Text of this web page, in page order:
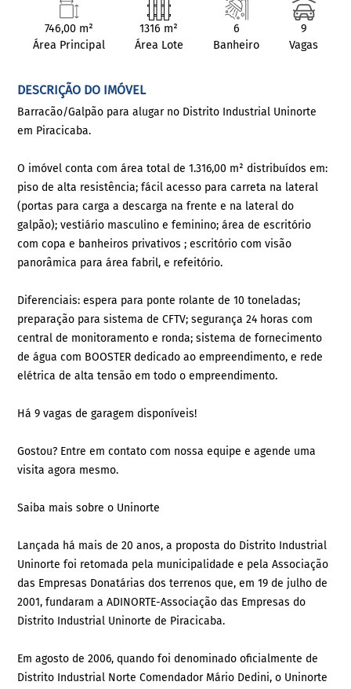
746,00 m²
Área Principal
1316 m²
Área Lote
6
Banheiro
9
Vagas
DESCRIÇÃO DO IMÓVEL
Barracão/Galpão para alugar no Distrito Industrial Uninorte
em Piracicaba.
O imóvel conta com área total de 1.316,00 m² distribuídos em:
piso de alta resistência; fácil acesso para carreta na lateral
(portas para carga a descarga na frente e na lateral do
galpão); vestiário masculino e feminino; área de escritório
com copa e banheiros privativos ; escritório com visão
panorâmica para área fabril, e refeitório.
Diferenciais: espera para ponte rolante de 10 toneladas;
preparação para sistema de CFTV; segurança 24 horas com
central de monitoramento e ronda; sistema de fornecimento
de água com BOOSTER dedicado ao empreendimento, e rede
elétrica de alta tensão em todo o empreendimento.
Há 9 vagas de garagem disponíveis!
Gostou? Entre em contato com nossa equipe e agende uma
visita agora mesmo.
Saiba mais sobre o Uninorte
Lançada há mais de 20 anos, a proposta do Distrito Industrial
Uninorte foi retomada pela municipalidade e pela Associação
das Empresas Donatárias dos terrenos que, em 19 de julho de
2001, fundaram a ADINORTE-Associação das Empresas do
Distrito Industrial Uninorte de Piracicaba.
Em agosto de 2006, quando foi denominado oficialmente de
Distrito Industrial Norte Comendador Mário Dedini, o Uninorte